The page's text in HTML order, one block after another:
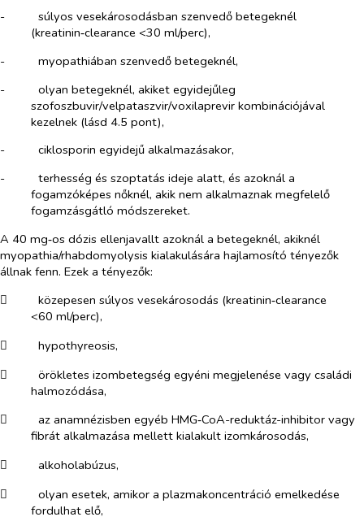
-​
súlyos vesekárosodásban szenvedő betegeknél
(kreatinin‑clearance <30 ml/perc),
-​
myopathiában szenvedő betegeknél,
-​
olyan betegeknél, akiket egyidejűleg
szofoszbuvir/velpataszvir/voxilaprevir kombinációjával
kezelnek (lásd 4.5 pont),
-​
ciklosporin egyidejű alkalmazásakor,
-​
terhesség és szoptatás ideje alatt, és azoknál a
fogamzóképes nőknél, akik nem alkalmaznak megfelelő
fogamzásgátló módszereket.
A 40 mg‑os dózis ellenjavallt azoknál a betegeknél, akiknél
myopathia/rhabdomyolysis kialakulására hajlamosító tényezők
állnak fenn. Ezek a tényezők:
​
közepesen súlyos vesekárosodás (kreatinin‑clearance
<60 ml/perc),
​
hypothyreosis,
​
örökletes izombetegség egyéni megjelenése vagy családi
halmozódása,
​
az anamnézisben egyéb HMG‑CoA-reduktáz-inhibitor vagy
fibrát alkalmazása mellett kialakult izomkárosodás,
​
alkoholabúzus,
​
olyan esetek, amikor a plazmakoncentráció emelkedése
fordulhat elő,